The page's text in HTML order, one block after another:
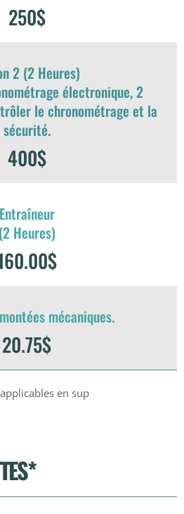
250$
2 (2 Heures)
électronique, 2
le chronométrage et la
sécurité.
400$
Entraîneur
(2 Heures)
mécaniques.
20.75$
en sup